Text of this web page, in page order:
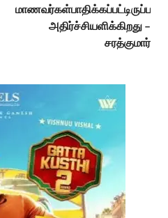
மாணவர்கள்பாதிக்கப்பட்டிருப்பது
அதிர்ச்சியளிக்கிறது –
சரத்குமார்